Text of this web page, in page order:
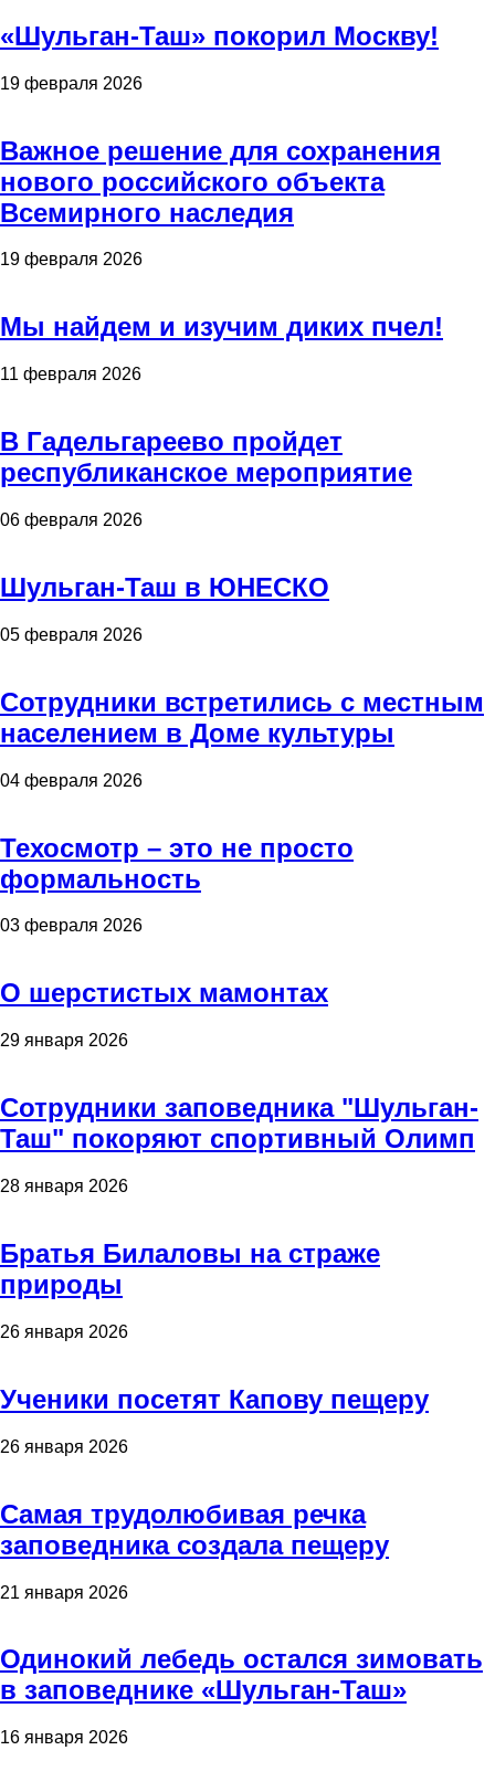
«Шульган-Таш» покорил Москву!
19 февраля 2026
Важное решение для сохранения
нового российского объекта
Всемирного наследия
19 февраля 2026
Мы найдем и изучим диких пчел!
11 февраля 2026
В Гадельгареево пройдет
республиканское мероприятие
06 февраля 2026
Шульган-Таш в ЮНЕСКО
05 февраля 2026
Сотрудники встретились с местным
населением в Доме культуры
04 февраля 2026
Техосмотр – это не просто
формальность
03 февраля 2026
О шерстистых мамонтах
29 января 2026
Сотрудники заповедника "Шульган-
Таш" покоряют спортивный Олимп
28 января 2026
Братья Билаловы на страже
природы
26 января 2026
Ученики посетят Капову пещеру
26 января 2026
Самая трудолюбивая речка
заповедника создала пещеру
21 января 2026
Одинокий лебедь остался зимовать
в заповеднике «Шульган-Таш»
16 января 2026